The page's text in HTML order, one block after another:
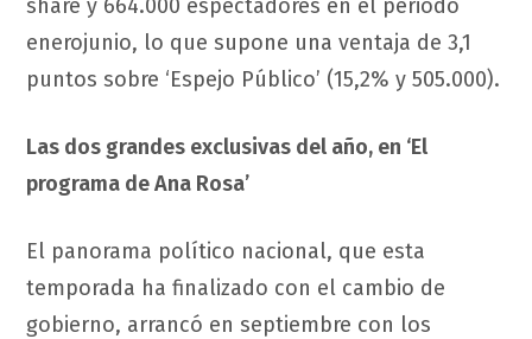
share y 664.000 espectadores en el periodo
enerojunio, lo que supone una ventaja de 3,1
puntos sobre ‘Espejo Público’ (15,2% y 505.000).
Las dos grandes exclusivas del año, en ‘El
programa de Ana Rosa’
El panorama político nacional, que esta
temporada ha finalizado con el cambio de
gobierno, arrancó en septiembre con los